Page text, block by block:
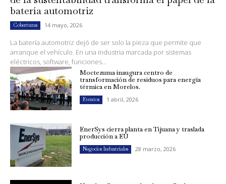
batería automotriz
Coberturas 14 mayo, 2026
La batería automotriz dejó de ser solo la pieza que permite que
arranque el vehículo. En una industria marcada por sistemas
eléctricos, software, funciones...
Moctezuma inaugura centro de
transformación de residuos para energía
térmica en Morelos.
Eventos 1 abril, 2026
EnerSys cierra planta en Tijuana y traslada
producción a EU
Negocios Industriales 28 marzo, 2026